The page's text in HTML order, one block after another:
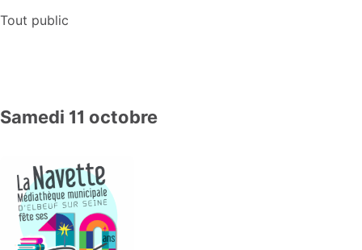
Tout public
Samedi 11 octobre